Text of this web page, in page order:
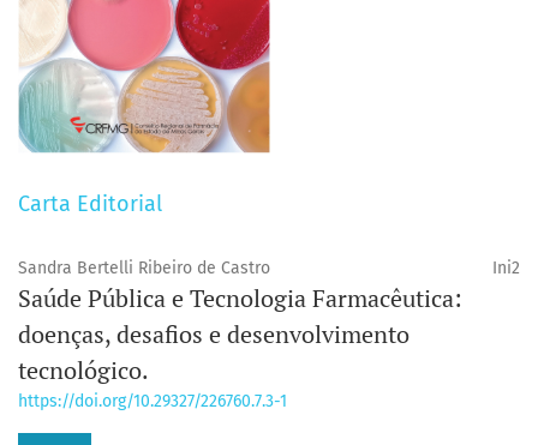
Carta Editorial
Sandra Bertelli Ribeiro de Castro Ini2
Saúde Pública e Tecnologia Farmacêutica:
doenças, desafios e desenvolvimento
tecnológico.
https://doi.org/10.29327/226760.7.3-1